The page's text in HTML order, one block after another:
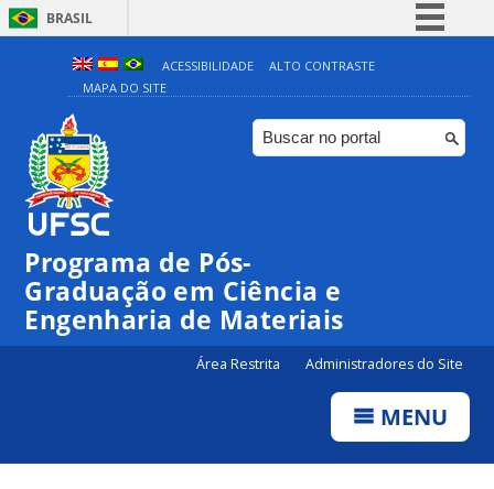
BRASIL
Simplifique!
Comunica BR
Participe
ACESSIBILIDADE
ALTO CONTRASTE
MAPA DO SITE
Programa de Pós-
Graduação em Ciência e
Engenharia de Materiais
Área Restrita Administradores do Site
MENU